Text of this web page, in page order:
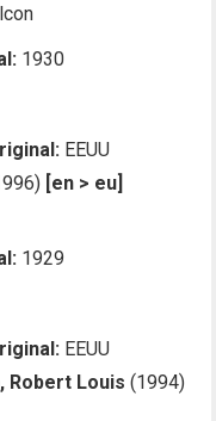
1930
EEUU
[en > eu]
1929
EEUU
Robert Louis (1994)